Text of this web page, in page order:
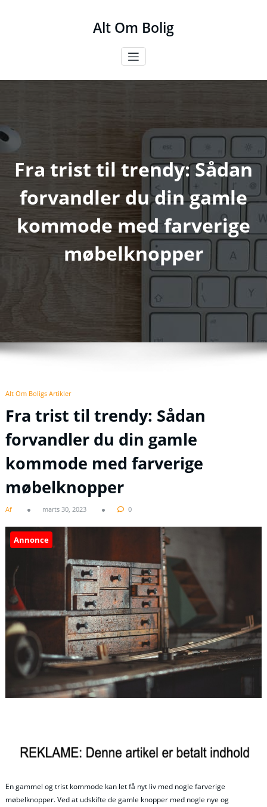
Alt Om Bolig
Fra trist til trendy: Sådan
forvandler du din gamle
kommode med farverige
møbelknopper
Alt Om Boligs Artikler
Fra trist til trendy: Sådan
forvandler du din gamle
kommode med farverige
møbelknopper
Af marts 30, 2023 0
Annonce
En gammel og trist kommode kan let få nyt liv med nogle farverige
møbelknopper. Ved at udskifte de gamle knopper med nogle nye og